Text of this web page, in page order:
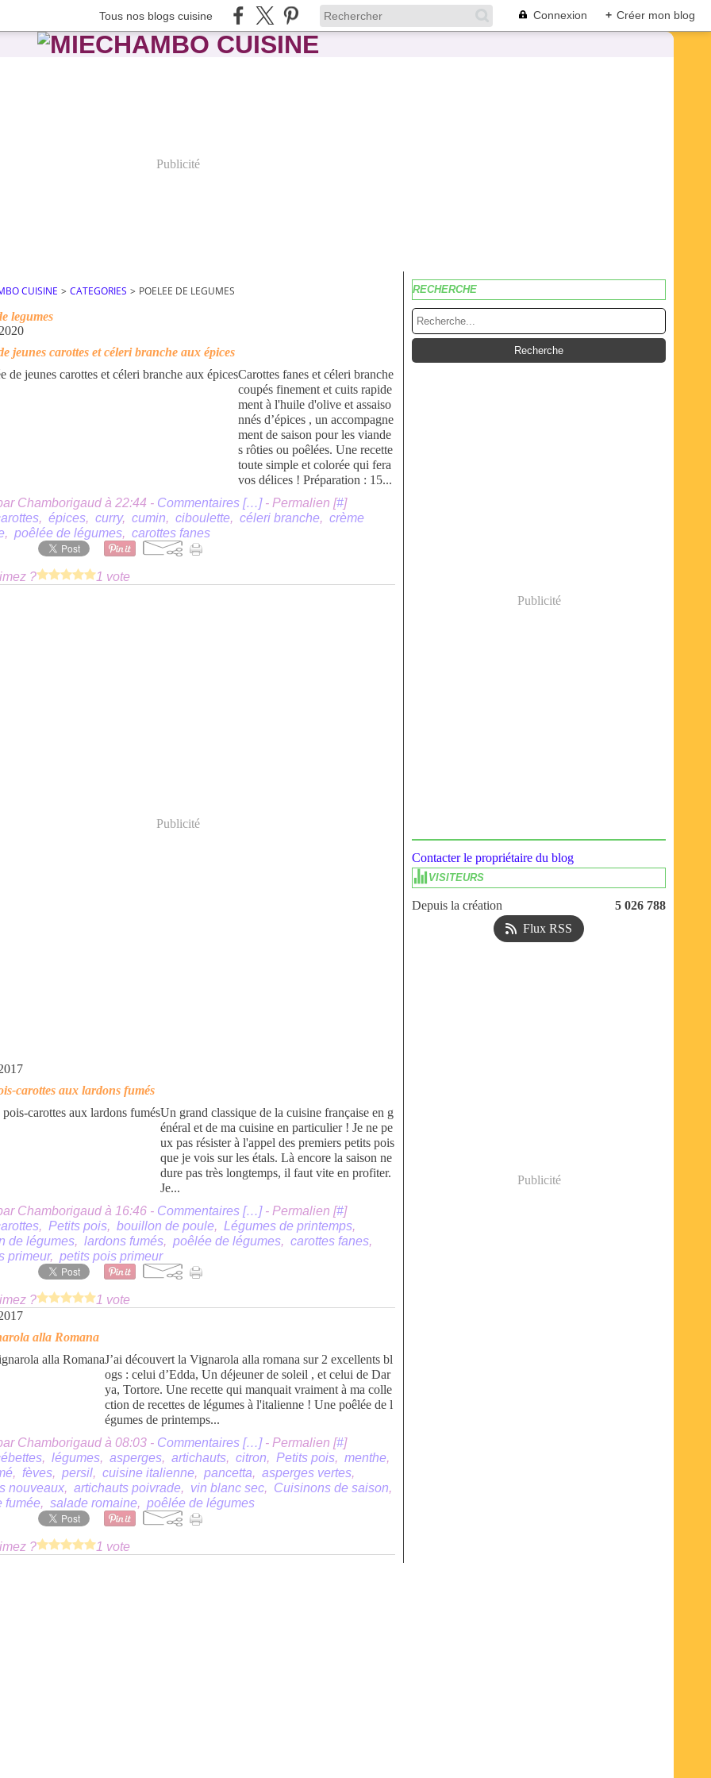
Tous nos blogs cuisine Connexion + Créer mon blog
Publicité
CUISINE > CATEGORIES > POELEE DE LEGUMES
legumes
jeunes carottes et céleri branche aux épices
Carottes fanes et céleri branche
coupés finement et cuits rapide
ment à l'huile d'olive et assaiso
nnés d’épices , un accompagne
ment de saison pour les viande
s rôties ou poêlées. Une recette
toute simple et colorée qui fera
vos délices ! Préparation : 15...
Chamborigaud à 22:44 - Commentaires […]- Permalien [#]
, épices, curry, cumin, ciboulette, céleri branche, crème
, poêlée de légumes, carottes fanes
? 1 vote
Publicité
carottes aux lardons fumés
Un grand classique de la cuisine française en g
énéral et de ma cuisine en particulier ! Je ne pe
ux pas résister à l'appel des premiers petits pois
que je vois sur les étals. Là encore la saison ne
dure pas très longtemps, il faut vite en profiter.
Je...
Chamborigaud à 16:46 - Commentaires […]- Permalien [#]
, Petits pois, bouillon de poule, Légumes de printemps,
de légumes, lardons fumés, poêlée de légumes, carottes fanes,
primeur, petits pois primeur
?
1 vote
alla Romana
J’ai découvert la Vignarola alla romana sur 2 excellents bl
ogs : celui d’Edda, Un déjeuner de soleil , et celui de Dar
ya, Tortore. Une recette qui manquait vraiment à ma colle
ction de recettes de légumes à l'italienne ! Une poêlée de l
égumes de printemps...
Chamborigaud à 08:03 - Commentaires […]- Permalien [#]
, légumes, asperges, artichauts, citron, Petits pois, menthe,
, fèves, persil, cuisine italienne, pancetta, asperges vertes,
nouveaux, artichauts poivrade, vin blanc sec, Cuisinons de saison,
fumée, salade romaine, poêlée de légumes
? 1 vote
RECHERCHE
Publicité
Contacter le propriétaire du blog
VISITEURS
Depuis la création
5 026 788
Flux RSS
Publicité